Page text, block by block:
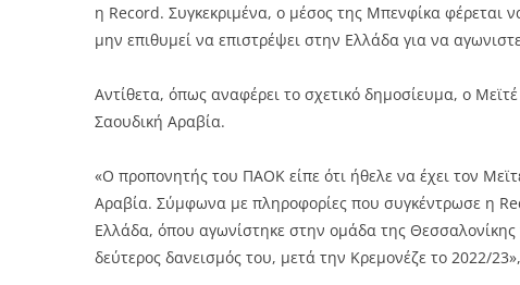
η Record. Συγκεκριμένα, ο μέσος της Μπενφίκα φέρεται
μην επιθυμεί να επιστρέψει στην Ελλάδα για να
Αντίθετα, όπως αναφέρει το σχετικό δημοσίευμα, ο
Σαουδική Αραβία.
«Ο προπονητής του ΠΑΟΚ είπε ότι ήθελε να έχει τον
Αραβία. Σύμφωνα με πληροφορίες που συγκέντρωσε η
Ελλάδα, όπου αγωνίστηκε στην ομάδα της
δεύτερος δανεισμός του, μετά την Κρεμονέζε το 2022/